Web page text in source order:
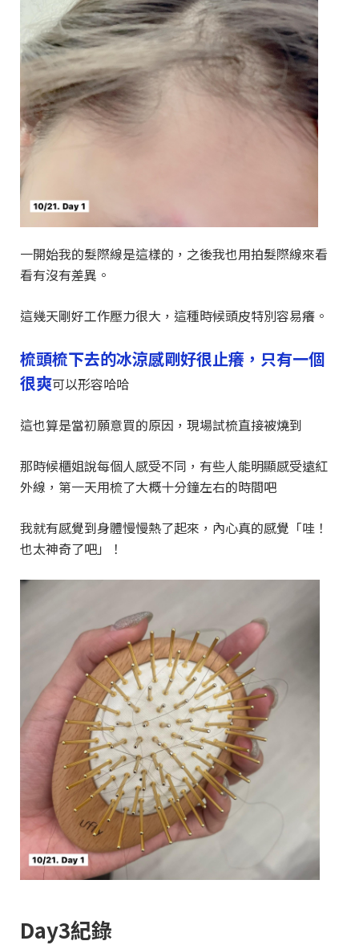
一開始我的髮際線是這樣的，之後我也用拍髮際線來看
看有沒有差異。
這幾天剛好工作壓力很大，這種時候頭皮特別容易癢。
梳頭梳下去的冰涼感剛好很止癢，只有一個
很爽可以形容哈哈
這也算是當初願意買的原因，現場試梳直接被燒到
那時候櫃姐說每個人感受不同，有些人能明顯感受遠紅
外線，第一天用梳了大概十分鐘左右的時間吧
我就有感覺到身體慢慢熱了起來，內心真的感覺「哇！
也太神奇了吧」！
Day3紀錄